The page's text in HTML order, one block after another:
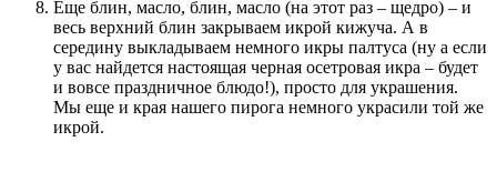
Еще блин, масло, блин, масло (на этот раз – щедро) – и
весь верхний блин закрываем икрой кижуча. А в
середину выкладываем немного икры палтуса (ну а если
у вас найдется настоящая черная осетровая икра – будет
и вовсе праздничное блюдо!), просто для украшения.
Мы еще и края нашего пирога немного украсили той же
икрой.